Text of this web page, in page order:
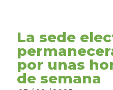
La sede
por unas
de semana